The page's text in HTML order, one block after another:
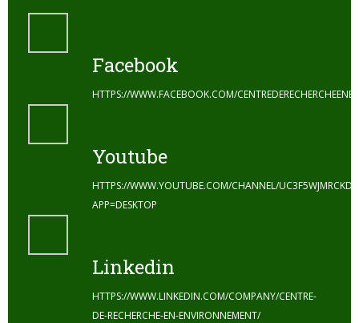
Facebook
HTTPS://WWW.FACEBOOK.COM/
Youtube
HTTPS://WWW.YOUTUBE.COM/CHANNEL/
APP=DESKTOP
Linkedin
HTTPS://WWW.LINKEDIN.COM/COMPANY/CENTRE-
DE-RECHERCHE-EN-ENVIRONNEMENT/